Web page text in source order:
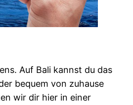
Auf Bali kannst du das
bequem von zuhause
wir dir hier in einer